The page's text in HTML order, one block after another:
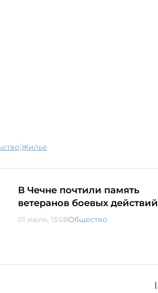
| жилье
В Чечне почтили память
ветеранов боевых действий
01 июля, 13:08Общество